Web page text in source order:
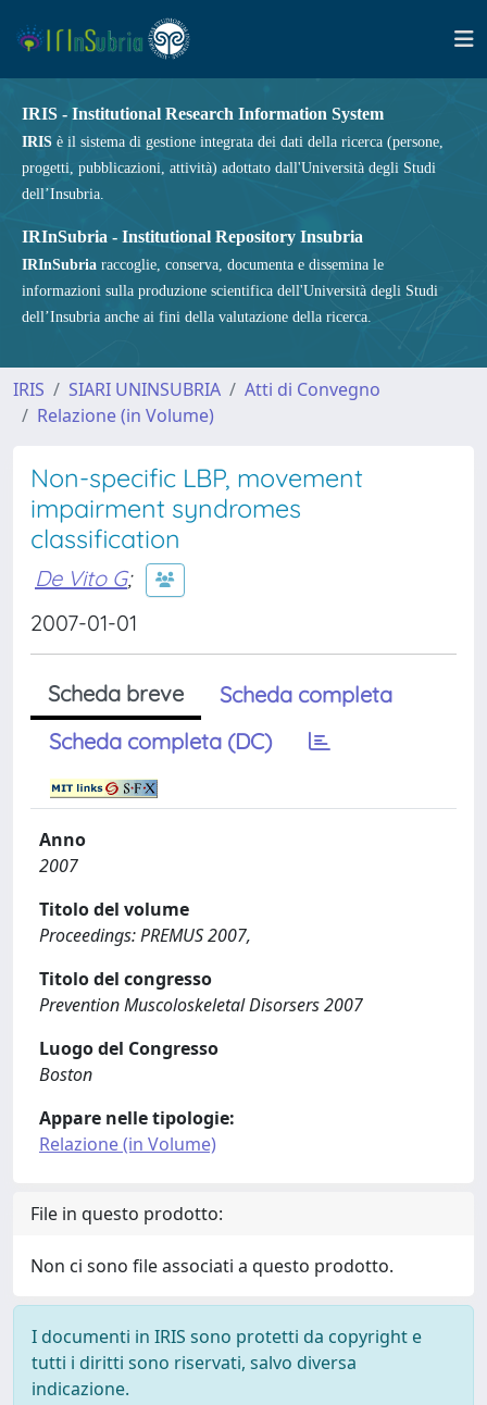
IRIS - Institutional Research Information System
IRIS è il sistema di gestione integrata dei dati della ricerca (persone,
progetti, pubblicazioni, attività) adottato dall'Università degli Studi
dell’Insubria.
IRInSubria - Institutional Repository Insubria
IRInSubria raccoglie, conserva, documenta e dissemina le
informazioni sulla produzione scientifica dell'Università degli Studi
dell’Insubria anche ai fini della valutazione della ricerca.
IRIS SIARI UNINSUBRIA
Atti di Convegno
Relazione (in Volume)
Non-specific LBP, movement
impairment syndromes
classification
De Vito G;
2007-01-01
Scheda breve
Scheda completa
Scheda completa (DC)
Anno
2007
Titolo del volume
Proceedings: PREMUS 2007,
Titolo del congresso
Prevention Muscoloskeletal Disorsers 2007
Luogo del Congresso
Boston
Appare nelle tipologie:
Relazione (in Volume)
File in questo prodotto:
Non ci sono file associati a questo prodotto.
I documenti in IRIS sono protetti da copyright e
tutti i diritti sono riservati, salvo diversa
indicazione.